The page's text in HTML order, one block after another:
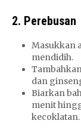
2. Perebusan
Masukkan
mendidih.
dan
Biarkan
menit
kecoklatan.